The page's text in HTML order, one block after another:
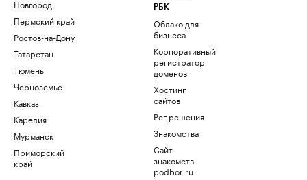
Новгород
Пермский край
Ростов-на-Дону
Татарстан
Тюмень
Черноземье
Кавказ
Карелия
Мурманск
Приморский
край
РБК
Облако для
бизнеса
Корпоративный
регистратор
доменов
Хостинг
сайтов
Рег.решения
Знакомства
Сайт
знакомств
podbor.ru